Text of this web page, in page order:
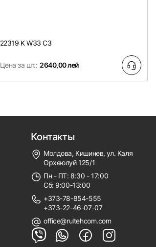
22319 K W33 C3
Цена за шт.: 2640,00 лей
Контакты
Молдова, Кишинев, ул. Каля
Орхеюлуй 125/1
Пн - ПТ: 8:30 - 17:00
Сб: 9:00-13:00
+373-78-854-555
+373-22-46-07-07
office@rultehcom.com